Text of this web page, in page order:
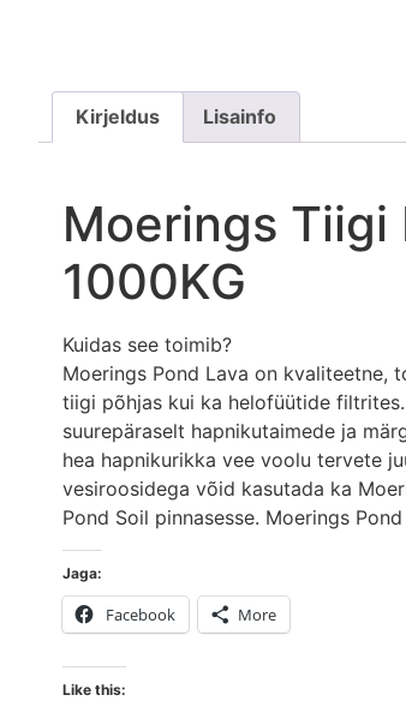
Kirjeldus Lisainfo
Moerings Tiigi
1000KG
Kuidas see toimib?
Moerings Pond Lava on kvaliteetne,
tiigi põhjas kui ka helofüütide
suurepäraselt hapnikutaimede ja
hea hapnikurikka vee voolu tervete
vesiroosidega võid kasutada ka
Pond Soil pinnasesse. Moerings
Jaga:
Facebook More
Like this: